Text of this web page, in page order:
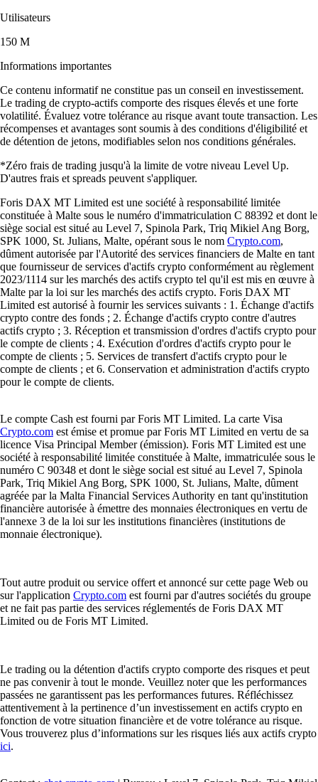
Utilisateurs
150 M
Informations importantes
Ce contenu informatif ne constitue pas un conseil en investissement.
Le trading de crypto-actifs comporte des risques élevés et une forte
volatilité. Évaluez votre tolérance au risque avant toute transaction. Les
récompenses et avantages sont soumis à des conditions d'éligibilité et
de détention de jetons, modifiables selon nos conditions générales.
*Zéro frais de trading jusqu'à la limite de votre niveau Level Up.
D'autres frais et spreads peuvent s'appliquer.
Foris DAX MT Limited est une société à responsabilité limitée
constituée à Malte sous le numéro d'immatriculation C 88392 et dont le
siège social est situé au Level 7, Spinola Park, Triq Mikiel Ang Borg,
SPK 1000, St. Julians, Malte, opérant sous le nom Crypto.com,
dûment autorisée par l'Autorité des services financiers de Malte en tant
que fournisseur de services d'actifs crypto conformément au règlement
2023/1114 sur les marchés des actifs crypto tel qu'il est mis en œuvre à
Malte par la loi sur les marchés des actifs crypto. Foris DAX MT
Limited est autorisé à fournir les services suivants : 1. Échange d'actifs
crypto contre des fonds ; 2. Échange d'actifs crypto contre d'autres
actifs crypto ; 3. Réception et transmission d'ordres d'actifs crypto pour
le compte de clients ; 4. Exécution d'ordres d'actifs crypto pour le
compte de clients ; 5. Services de transfert d'actifs crypto pour le
compte de clients ; et 6. Conservation et administration d'actifs crypto
pour le compte de clients.
Le compte Cash est fourni par Foris MT Limited. La carte Visa
Crypto.com est émise et promue par Foris MT Limited en vertu de sa
licence Visa Principal Member (émission). Foris MT Limited est une
société à responsabilité limitée constituée à Malte, immatriculée sous le
numéro C 90348 et dont le siège social est situé au Level 7, Spinola
Park, Triq Mikiel Ang Borg, SPK 1000, St. Julians, Malte, dûment
agréée par la Malta Financial Services Authority en tant qu'institution
financière autorisée à émettre des monnaies électroniques en vertu de
l'annexe 3 de la loi sur les institutions financières (institutions de
monnaie électronique).
Tout autre produit ou service offert et annoncé sur cette page Web ou
sur l'application Crypto.com est fourni par d'autres sociétés du groupe
et ne fait pas partie des services réglementés de Foris DAX MT
Limited ou de Foris MT Limited.
Le trading ou la détention d'actifs crypto comporte des risques et peut
ne pas convenir à tout le monde. Veuillez noter que les performances
passées ne garantissent pas les performances futures. Réfléchissez
attentivement à la pertinence d’un investissement en actifs crypto en
fonction de votre situation financière et de votre tolérance au risque.
Vous trouverez plus d’informations sur les risques liés aux actifs crypto
ici.